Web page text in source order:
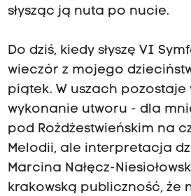
słysząc ją nuta po nucie.
Do dziś, kiedy słyszę VI
wieczór z mojego
piątek. W uszach pozostaje
wykonanie utworu - dla
pod Rożdżestwieńskim na
Melodii, ale interpretacja
Marcina Nałęcz-
krakowską publiczność, że